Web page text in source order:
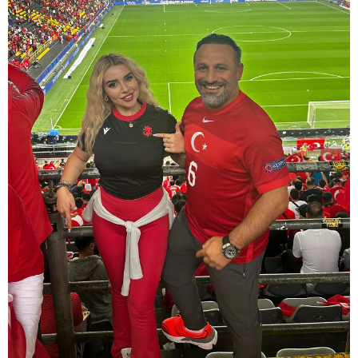
"ბრალი არის აბურდული -
სამწუხაროა, რომ სრულიად
უდანაშაულო ბავშვის ცხოვრება
დაანგრიეს"- გიგა ავალიანის
საქმეზე დაკავებული ანასტასია
ბერუაშვილის ადვოკატი
კატეგორიის ყველა სიახლე
მკითხველის რჩევით